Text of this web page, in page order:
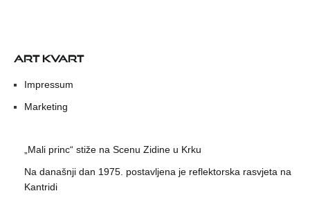
ART KVART
Impressum
Marketing
„Mali princ“ stiže na Scenu Zidine u Krku
Na današnji dan 1975. postavljena je reflektorska rasvjeta na
Kantridi